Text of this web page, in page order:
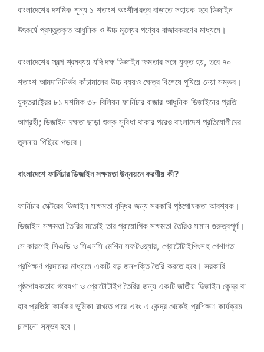
বাংলাদেশের দশমিক শূন্য ১ শতাংশ অংশীদারত্ব বাড়াতে সহায়ক হবে ডিজাইন
উৎকর্ষে প্রস্তুতকৃত আধুনিক ও উচ্চ মূল্যের পণ্যের বাজারকরণের মাধ্যমে।
বাংলাদেশের স্বল্প শ্রমব্যয় যদি দক্ষ ডিজাইন ক্ষমতার সঙ্গে যুক্ত হয়, তবে ৭০
শতাংশ আমদানিনির্ভর কাঁচামালের উচ্চ ব্যয়ও ক্ষেত্র বিশেষে পুষিয়ে নেয়া সম্ভব।
যুক্তরাষ্ট্রের ৮১ দশমিক ৩৮ বিলিয়ন ফার্নিচার বাজার আধুনিক ডিজাইনের প্রতি
আগ্রহী; ডিজাইন দক্ষতা ছাড়া শুল্ক সুবিধা থাকার পরেও বাংলাদেশ প্রতিযোগীদের
তুলনায় পিছিয়ে পড়বে।
বাংলাদেশে ফার্নিচার ডিজাইন সক্ষমতা উন্নয়নে করণীয় কী?
ফার্নিচার সেক্টরের ডিজাইন সক্ষমতা বৃদ্ধির জন্য সরকারি পৃষ্ঠপোষকতা আবশ্যক।
ডিজাইন সক্ষমতা তৈরির মতোই তার প্রায়োগিক সক্ষমতা তৈরিও সমান গুরুত্বপূর্ণ।
সে কারণেই সিএডি ও সিএনসি মেশিন সফটওয়্যার, প্রোটোটাইপিংসহ পেশাগত
প্রশিক্ষণ প্রদানের মাধ্যমে একটি বড় জনশক্তি তৈরি করতে হবে। সরকারি
পৃষ্ঠপোষকতায় গবেষণা ও প্রোটোটাইপ তৈরির জন্য একটি জাতীয় ডিজাইন কেন্দ্র বা
হাব প্রতিষ্ঠা কার্যকর ভূমিকা রাখতে পারে এবং এ কেন্দ্র থেকেই প্রশিক্ষণ কার্যক্রম
চালানো সম্ভব হবে।